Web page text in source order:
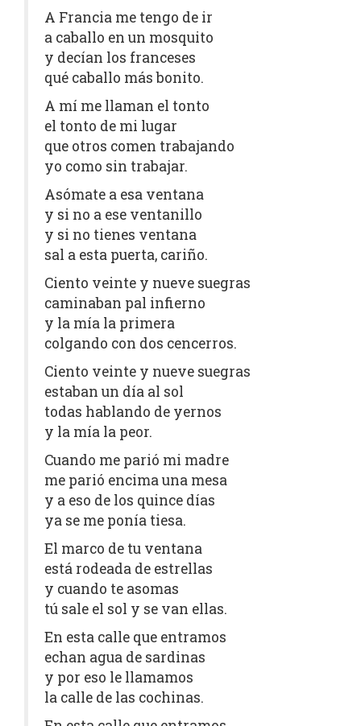
A Francia me tengo de ir
a caballo en un mosquito
y decían los franceses
qué caballo más bonito.
A mí me llaman el tonto
el tonto de mi lugar
que otros comen trabajando
yo como sin trabajar.
Asómate a esa ventana
y si no a ese ventanillo
y si no tienes ventana
sal a esta puerta, cariño.
Ciento veinte y nueve suegras
caminaban pal infierno
y la mía la primera
colgando con dos cencerros.
Ciento veinte y nueve suegras
estaban un día al sol
todas hablando de yernos
y la mía la peor.
Cuando me parió mi madre
me parió encima una mesa
y a eso de los quince días
ya se me ponía tiesa.
El marco de tu ventana
está rodeada de estrellas
y cuando te asomas
tú sale el sol y se van ellas.
En esta calle que entramos
echan agua de sardinas
y por eso le llamamos
la calle de las cochinas.